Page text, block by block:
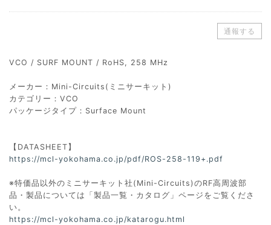
通報する
VCO / SURF MOUNT / RoHS, 258 MHz
メーカー：Mini-Circuits(ミニサーキット)
カテゴリー：VCO
パッケージタイプ：Surface Mount
【DATASHEET】
https://mcl-yokohama.co.jp/pdf/ROS-258-119+.pdf
※特価品以外のミニサーキット社(Mini-Circuits)のRF高周波部
品・製品については「製品一覧・カタログ」ページをご覧くださ
い。
https://mcl-yokohama.co.jp/katarogu.html